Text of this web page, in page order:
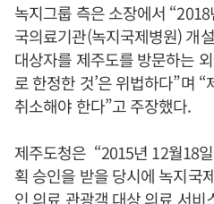
녹지그룹 측은 소장에서
국의료기관(녹지국제병원) 개
대상자를 제주도를 방문하는
로 한정한 것’은 위법하다”며
취소해야 한다”고 주장했다.
제주도청은 “2015년 12월18
획 승인을 받을 당시에 녹지국
인 의료 관광객 대상 의료 서비